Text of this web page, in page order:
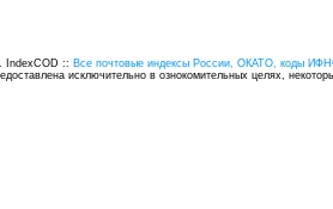
IndexCOD :: Все почтовые индексы России, ОКАТО, коды
исключительно в ознокомительных целях,